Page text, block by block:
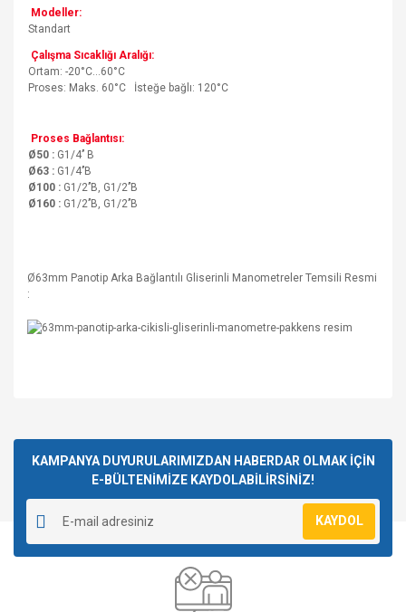
Modeller:
Standart
Çalışma Sıcaklığı Aralığı:
Ortam: -20°C…60°C
Proses: Maks. 60°C İsteğe bağlı: 120°C
Proses Bağlantısı:
Ø50 : G1/4’’ B
Ø63 : G1/4’’B
Ø100 : G1/2’’B, G1/2’’B
Ø160 : G1/2’’B, G1/2’’B
Ø63mm Panotip Arka Bağlantılı Gliserinli Manometreler Temsili Resmi
:
Yorum Yaz
kullanarak tarafımıza iletebilirsiniz.
Görüş ve önerileriniz için teşekkür ederiz.
Ürün resmi kalitesiz, bozuk veya görüntülenemiyor.
Ürün açıklamasında eksik bilgiler bulunuyor.
Ürün fiyatı diğer sitelerden daha pahalı.
Bu ürüne benzer farklı alternatifler olmalı.
KAMPANYA DUYURULARIMIZDAN HABERDAR OLMAK İÇİN
E-BÜLTENİMİZE KAYDOLABİLİRSİNİZ!
KAYDOL